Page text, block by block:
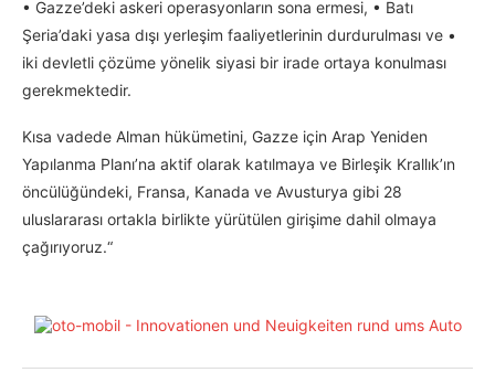
• Gazze’deki askeri operasyonların sona ermesi, • Batı
Şeria’daki yasa dışı yerleşim faaliyetlerinin durdurulması ve •
iki devletli çözüme yönelik siyasi bir irade ortaya konulması
gerekmektedir.
Kısa vadede Alman hükümetini, Gazze için Arap Yeniden
Yapılanma Planı’na aktif olarak katılmaya ve Birleşik Krallık’ın
öncülüğündeki, Fransa, Kanada ve Avusturya gibi 28
uluslararası ortakla birlikte yürütülen girişime dahil olmaya
çağırıyoruz.“